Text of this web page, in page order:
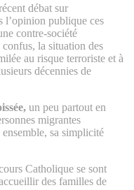
débat sur
l’opinion publique ces
contre-société
la situation des
au risque terroriste et à
décennies de
un peu partout en
migrantes
sa simplicité
Catholique se sont
des familles de